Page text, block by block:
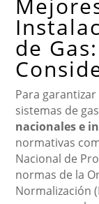
de
Para
sistemas de
nacionales e
normativas
Nacional de
normas de la
Normalización